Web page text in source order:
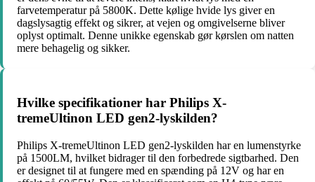
farvetemperatur på 5800K. Dette kølige hvide lys giver en
dagslysagtig effekt og sikrer, at vejen og omgivelserne bliver
oplyst optimalt. Denne unikke egenskab gør kørslen om natten
mere behagelig og sikker.
Hvilke specifikationer har Philips X-
tremeUltinon LED gen2-lyskilden?
Philips X-tremeUltinon LED gen2-lyskilden har en lumenstyrke
på 1500LM, hvilket bidrager til den forbedrede sigtbarhed. Den
er designet til at fungere med en spænding på 12V og har en